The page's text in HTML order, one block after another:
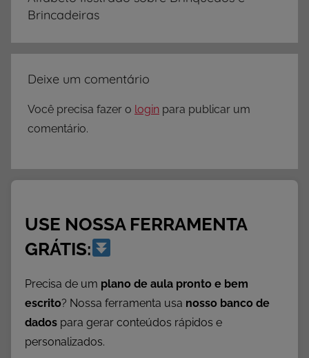
Post
Brincadeiras
Deixe um comentário
Você precisa fazer o login para publicar um
comentário.
USE NOSSA FERRAMENTA
GRÁTIS:
Precisa de um plano de aula pronto e bem
escrito? Nossa ferramenta usa nosso banco de
dados para gerar conteúdos rápidos e
personalizados.